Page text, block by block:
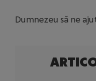
Dumnezeu să ne